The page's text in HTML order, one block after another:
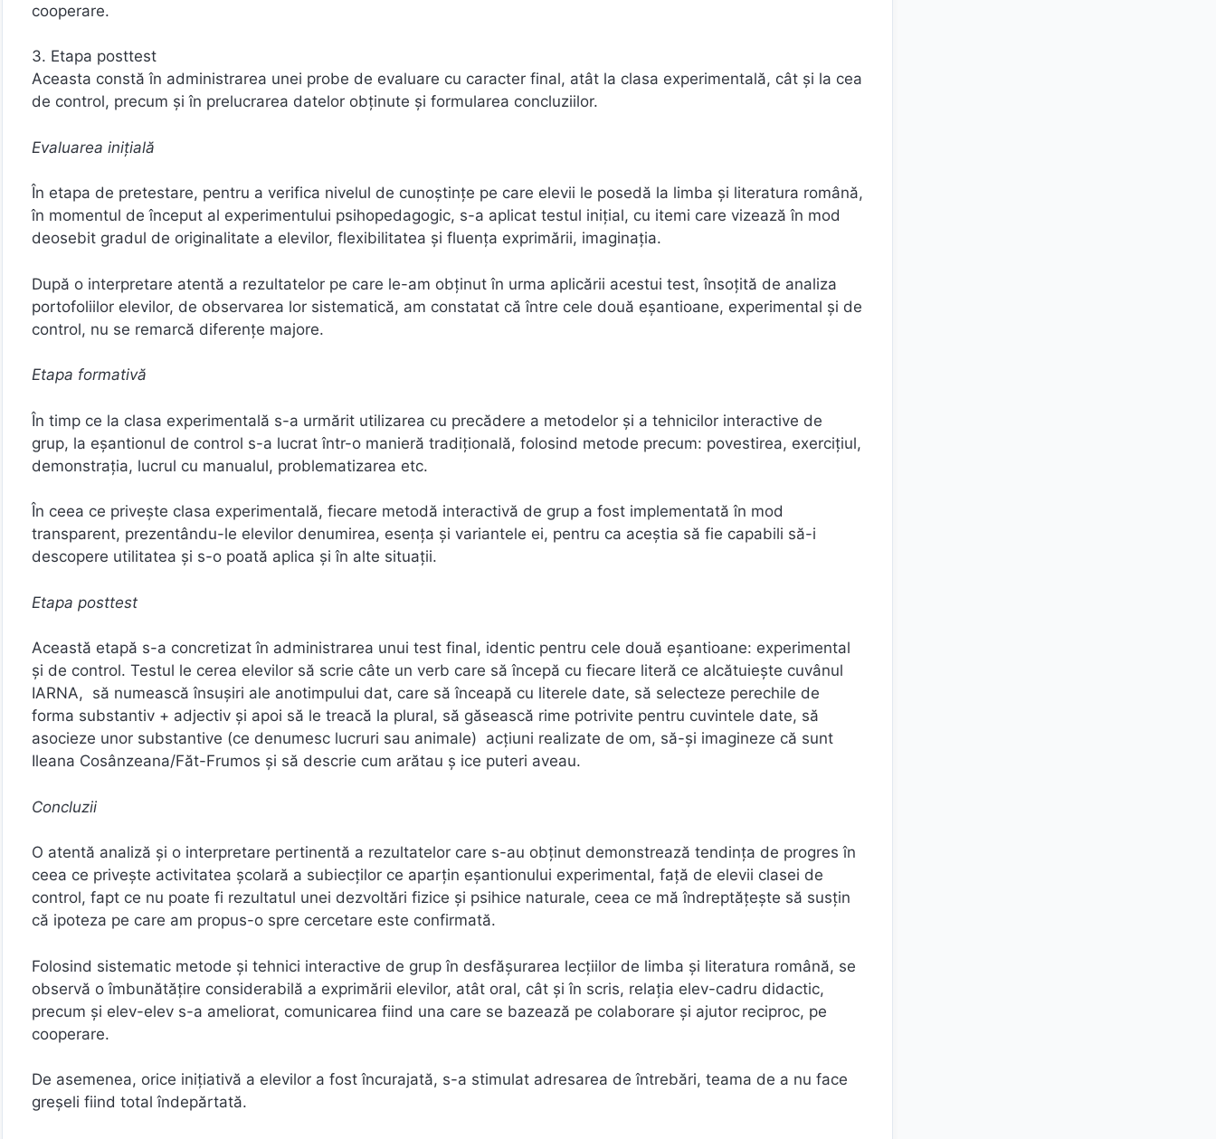
cooperare.
3. Etapa posttest
Aceasta constă în administrarea unei probe de evaluare cu caracter final, atât la clasa experimentală, cât şi la cea
de control, precum şi în prelucrarea datelor obţinute şi formularea concluziilor.
Evaluarea iniţială
În etapa de pretestare, pentru a verifica nivelul de cunoştinţe pe care elevii le posedă la limba şi literatura română,
în momentul de început al experimentului psihopedagogic, s-a aplicat testul iniţial, cu itemi care vizează în mod
deosebit gradul de originalitate a elevilor, flexibilitatea şi fluenţa exprimării, imaginaţia.
După o interpretare atentă a rezultatelor pe care le-am obţinut în urma aplicării acestui test, însoţită de analiza
portofoliilor elevilor, de observarea lor sistematică, am constatat că între cele două eşantioane, experimental şi de
control, nu se remarcă diferenţe majore.
Etapa formativă
În timp ce la clasa experimentală s-a urmărit utilizarea cu precădere a metodelor şi a tehnicilor interactive de
grup, la eşantionul de control s-a lucrat într-o manieră tradiţională, folosind metode precum: povestirea, exerciţiul,
demonstraţia, lucrul cu manualul, problematizarea etc.
În ceea ce priveşte clasa experimentală, fiecare metodă interactivă de grup a fost implementată în mod
transparent, prezentându-le elevilor denumirea, esenţa şi variantele ei, pentru ca aceştia să fie capabili să-i
descopere utilitatea şi s-o poată aplica şi în alte situaţii.
Etapa posttest
Această etapă s-a concretizat în administrarea unui test final, identic pentru cele două eşantioane: experimental
şi de control. Testul le cerea elevilor să scrie câte un verb care să începă cu fiecare literă ce alcătuieşte cuvânul
IARNA, să numească însuşiri ale anotimpului dat, care să înceapă cu literele date, să selecteze perechile de
forma substantiv + adjectiv şi apoi să le treacă la plural, să găsească rime potrivite pentru cuvintele date, să
asocieze unor substantive (ce denumesc lucruri sau animale) acţiuni realizate de om, să-şi imagineze că sunt
Ileana Cosânzeana/Făt-Frumos şi să descrie cum arătau ş ice puteri aveau.
Concluzii
O atentă analiză şi o interpretare pertinentă a rezultatelor care s-au obţinut demonstrează tendinţa de progres în
ceea ce priveşte activitatea şcolară a subiecţilor ce aparţin eşantionului experimental, faţă de elevii clasei de
control, fapt ce nu poate fi rezultatul unei dezvoltări fizice şi psihice naturale, ceea ce mă îndreptăţeşte să susţin
că ipoteza pe care am propus-o spre cercetare este confirmată.
Folosind sistematic metode şi tehnici interactive de grup în desfăşurarea lecţiilor de limba şi literatura română, se
observă o îmbunătăţire considerabilă a exprimării elevilor, atât oral, cât şi în scris, relaţia elev-cadru didactic,
precum şi elev-elev s-a ameliorat, comunicarea fiind una care se bazează pe colaborare şi ajutor reciproc, pe
cooperare.
De asemenea, orice iniţiativă a elevilor a fost încurajată, s-a stimulat adresarea de întrebări, teama de a nu face
greşeli fiind total îndepărtată.